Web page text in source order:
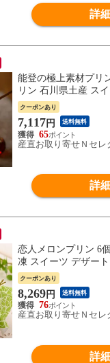
詳
能登の極上素材プリ
リン 石川県土産 ス
産 醤油プリン 宝達
子
クーポンあり
7,117 円 送料無料
65
産直お取り寄せＮセレ
詳
恋人メロンプリン 6
凍 スイーツ デザート
取り寄せスイーツ 熊
こり
クーポンあり
8,269円 送料無料
76
産直お取り寄せＮセレ
詳